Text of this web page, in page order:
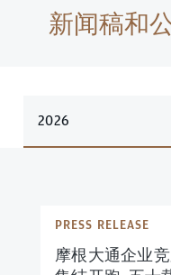
新闻稿和
2026
PRESS RELEASE
摩根大通企业